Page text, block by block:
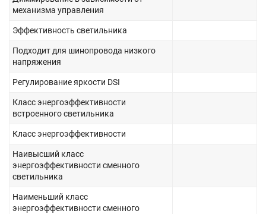
механизма управления
Эффективность светильника
Подходит для шинопровода низкого
напряжения
Регулирование яркости DSI
Класс энергоэффективности
встроенного светильника
Класс энергоэффективности
Наивысший класс
энергоэффективности сменного
светильника
Наименьший класс
энергоэффективности сменного